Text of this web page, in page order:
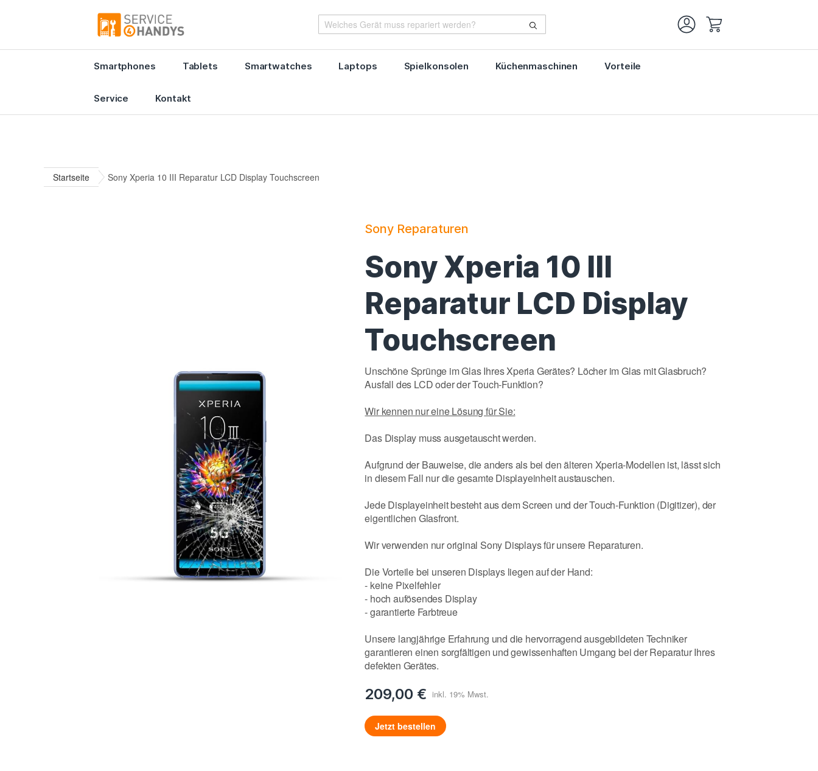
Smartphones Tablets Smartwatches Laptops Spielkonsolen Küchenmaschinen Vorteile
Service Kontakt
Startseite Sony Xperia 10 III Reparatur LCD Display Touchscreen
Sony Reparaturen
Sony Xperia 10 III
Reparatur LCD Display
Touchscreen
Unschöne Sprünge im Glas Ihres Xperia Gerätes? Löcher im Glas mit Glasbruch?
Ausfall des LCD oder der Touch-Funktion?
Wir kennen nur eine Lösung für Sie:
Das Display muss ausgetauscht werden.
Aufgrund der Bauweise, die anders als bei den älteren Xperia-Modellen ist, lässt sich
in diesem Fall nur die gesamte Displayeinheit austauschen.
Jede Displayeinheit besteht aus dem Screen und der Touch-Funktion (Digitizer), der
eigentlichen Glasfront.
Wir verwenden nur original Sony Displays für unsere Reparaturen.
Die Vorteile bei unseren Displays liegen auf der Hand:
- keine Pixelfehler
- hoch aufösendes Display
- garantierte Farbtreue
Unsere langjährige Erfahrung und die hervorragend ausgebildeten Techniker
garantieren einen sorgfältigen und gewissenhaften Umgang bei der Reparatur Ihres
defekten Gerätes.
209,00 €
Jetzt bestellen